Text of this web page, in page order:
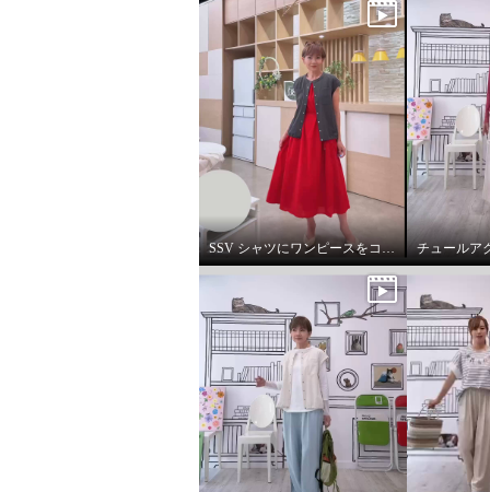
SSV シャツにワンピースをコーデしてみました。